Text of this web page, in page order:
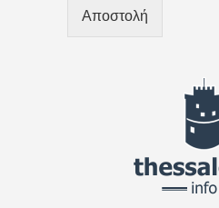
Αποστολή